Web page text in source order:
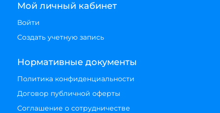
Мой личный кабинет
Войти
Создать учетную запись
Нормативные документы
Политика конфиденциальности
Договор публичной оферты
Соглашение о сотрудничестве